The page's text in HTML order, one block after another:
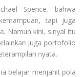
Spence, bahwa
tapi juga
Namun kini, sinyal itu
juga portofolio
nyata.
belajar menjahit pola